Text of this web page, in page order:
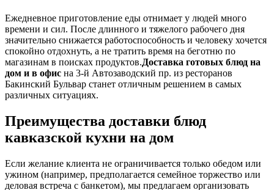
Ежедневное приготовление еды отнимает у людей много
времени и сил. После длинного и тяжелого рабочего дня
значительно снижается работоспособность и человеку хочется
спокойно отдохнуть, а не тратить время на беготню по
магазинам в поисках продуктов.Доставка готовых блюд на
дом и в офис на 3-й Автозаводский пр. из ресторанов
Бакинский Бульвар станет отличным решением в самых
различных ситуациях.
Преимущества доставки блюд
кавказской кухни на дом
Если желание клиента не ограничивается только обедом или
ужином (например, предполагается семейное торжество или
деловая встреча с банкетом), мы предлагаем организовать